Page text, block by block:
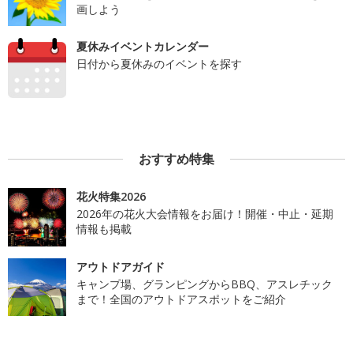
画しよう
夏休みイベントカレンダー
日付から夏休みのイベントを探す
おすすめ特集
花火特集2026
2026年の花火大会情報をお届け！開催・中止・延期
情報も掲載
アウトドアガイド
キャンプ場、グランピングからBBQ、アスレチック
まで！全国のアウトドアスポットをご紹介